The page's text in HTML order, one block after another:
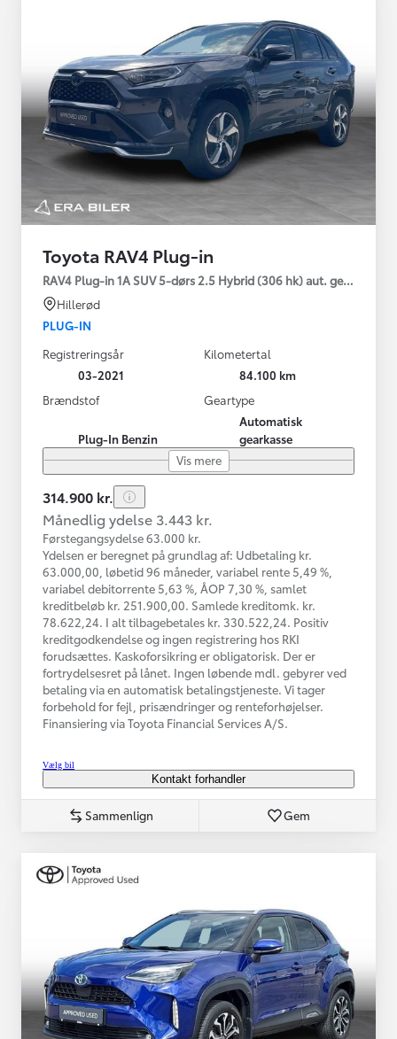
Toyota RAV4 Plug-in
RAV4 Plug-in 1A SUV 5-dørs 2.5 Hybrid (306 hk) aut. gear
Hillerød
PLUG-IN
Registreringsår
03-2021
Kilometertal
84.100 km
Brændstof
Plug-In Benzin
Geartype
Automatisk
gearkasse
Vis mere
314.900 kr.
Månedlig ydelse 3.443 kr.
Førstegangsydelse 63.000 kr.
Ydelsen er beregnet på grundlag af: Udbetaling kr.
63.000,00, løbetid 96 måneder, variabel rente 5,49 %,
variabel debitorrente 5,63 %, ÅOP 7,30 %, samlet
kreditbeløb kr. 251.900,00. Samlede kreditomk. kr.
78.622,24. I alt tilbagebetales kr. 330.522,24. Positiv
kreditgodkendelse og ingen registrering hos RKI
forudsættes. Kaskoforsikring er obligatorisk. Der er
fortrydelsesret på lånet. Ingen løbende mdl. gebyrer ved
betaling via en automatisk betalingstjeneste. Vi tager
forbehold for fejl, prisændringer og renteforhøjelser.
Finansiering via Toyota Financial Services A/S.
Vælg bil
Kontakt forhandler
Sammenlign Gem